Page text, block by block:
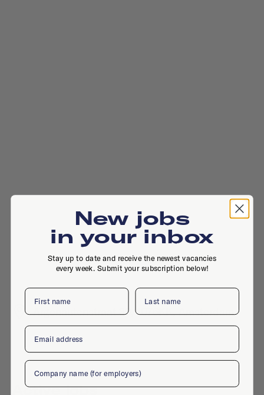
Argonautenstraat 39, 1076KK, Amsterdam
Active jobs
New jobs
in your inbox
Stay up to date and receive the newest vacancies
every week. Submit your subscription below!
First name Last name
Email
Company